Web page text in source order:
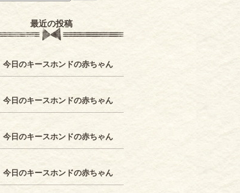
最近の投稿
今日のキースホンドの赤ちゃん
今日のキースホンドの赤ちゃん
今日のキースホンドの赤ちゃん
今日のキースホンドの赤ちゃん